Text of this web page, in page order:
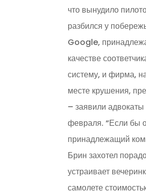
что вынудило
разбился у
Google,
качестве
систему, и фирма,
месте крушения,
– заявили
февраля. “Если бы
принадлежащий
Брин захотел
устраивает
самолете